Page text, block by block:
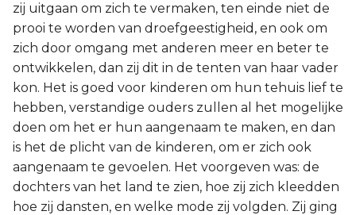
zij uitgaan om zich te vermaken, ten einde niet de
prooi te worden van droefgeestigheid, en ook om
zich door omgang met anderen meer en beter te
ontwikkelen, dan zij dit in de tenten van haar vader
kon. Het is goed voor kinderen om hun tehuis lief te
hebben, verstandige ouders zullen al het mogelijke
doen om het er hun aangenaam te maken, en dan
is het de plicht van de kinderen, om er zich ook
aangenaam te gevoelen. Het voorgeven was: de
dochters van het land te zien, hoe zij zich kleedden
hoe zij dansten, en welke mode zij volgden. Zij ging